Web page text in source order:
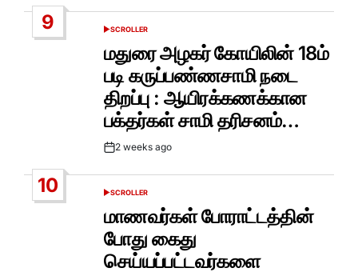
9
POSTED
SCROLLER
மதுரை அழகர் கோயிலின் 18ம்
படி கருப்பண்ணசாமி நடை
திறப்பு : ஆயிரக்கணக்கான
பக்தர்கள் சாமி தரிசனம்…
Post2 weeks ago
10
POSTED
SCROLLER
மாணவர்கள் போராட்டத்தின்
போது கைது
செய்யப்பட்டவர்களை